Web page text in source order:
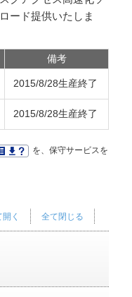
ード提供いたしま
備考
2015/8/28生産終了
2015/8/28生産終了
を、保守サービスを
全て閉じる
く